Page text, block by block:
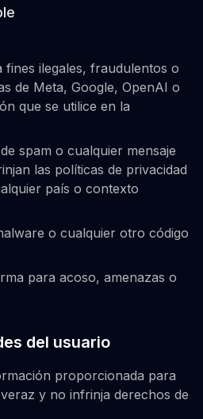
fines ilegales, fraudulentos o
de Meta, Google, OpenAI o
que se utilice en la
spam o cualquier mensaje
las políticas de privacidad
país o contexto
o cualquier otro código
para acoso, amenazas o
del usuario
proporcionada para
y no infrinja derechos de